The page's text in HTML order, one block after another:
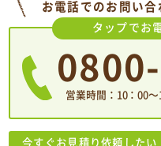
お電話でのお問い合
タップでお
営業時間：10：00
今すぐお見積り依頼したい